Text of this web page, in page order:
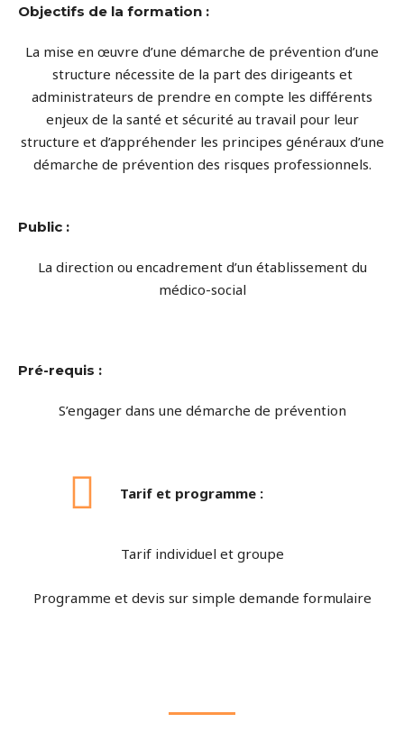
Objectifs de la formation :
La mise en œuvre d’une démarche de prévention d’une
structure nécessite de la part des dirigeants et
administrateurs de prendre en compte les différents
enjeux de la santé et sécurité au travail pour leur
structure et d’appréhender les principes généraux d’une
démarche de prévention des risques professionnels.
Public :
La direction ou encadrement d’un établissement du
médico-social
Pré-requis :
S’engager dans une démarche de prévention
Tarif et programme :
Tarif individuel et groupe
Programme et devis sur simple demande formulaire